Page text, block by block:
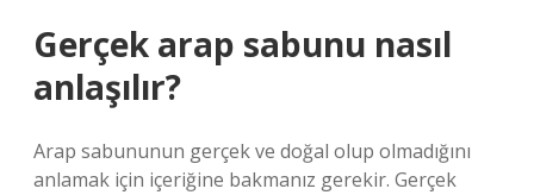
Gerçek arap sabunu nasıl
anlaşılır?
Arap sabununun gerçek ve doğal olup olmadığını
anlamak için içeriğine bakmanız gerekir. Gerçek